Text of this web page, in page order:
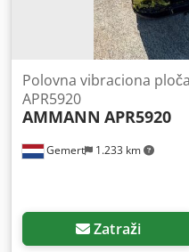
Gemert 1.233 km
Polovna vibraciona
APR5920
AMMANN APR5920
Zatraži